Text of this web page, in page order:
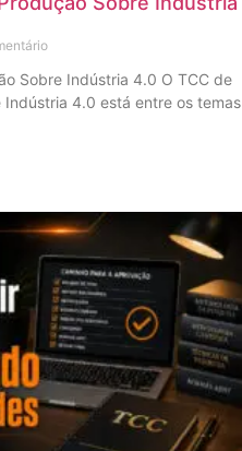
Sobre Indústria 4.0 O TCC de
4.0 está entre os temas